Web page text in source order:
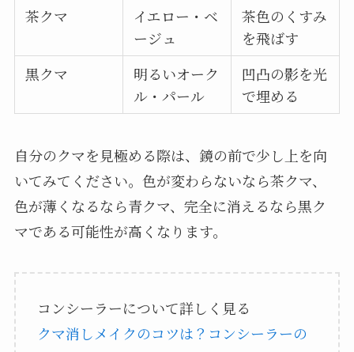
茶クマ
イエロー・ベ
ージュ
茶色のくすみ
を飛ばす
黒クマ
明るいオーク
ル・パール
凹凸の影を光
で埋める
自分のクマを見極める際は、鏡の前で少し上を向
いてみてください。色が変わらないなら茶クマ、
色が薄くなるなら青クマ、完全に消えるなら黒ク
マである可能性が高くなります。
コンシーラーについて詳しく見る
クマ消しメイクのコツは？コンシーラーの